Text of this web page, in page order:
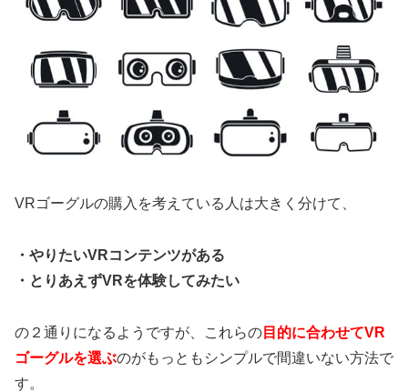
VRゴーグルの購入を考えている人は大きく分けて、
・やりたいVRコンテンツがある
・とりあえずVRを体験してみたい
の２通りになるようですが、これらの 目的に合わせてVR
ゴーグルを選ぶのがもっともシンプルで間違いない方法で
す。